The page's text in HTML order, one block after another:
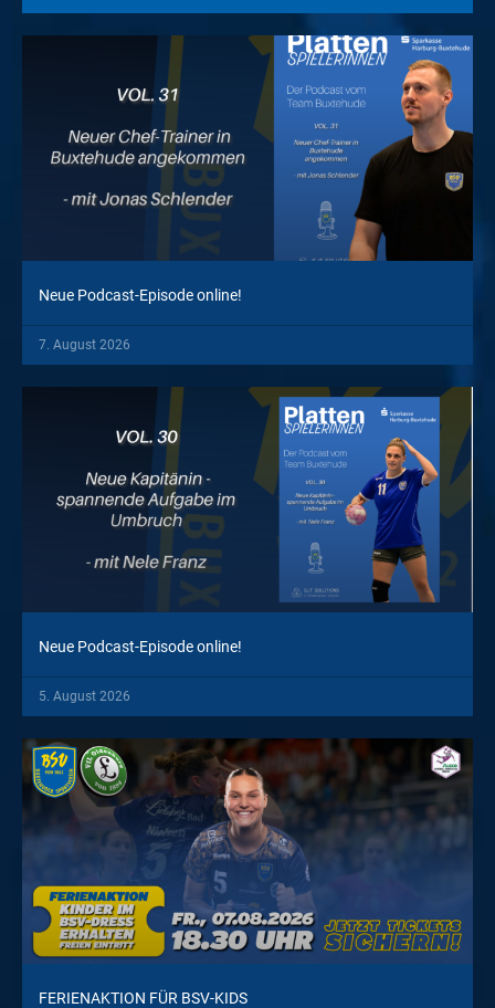
Neue Podcast-Episode online!
7. August 2026
Neue Podcast-Episode online!
5. August 2026
FERIENAKTION FÜR BSV-KIDS